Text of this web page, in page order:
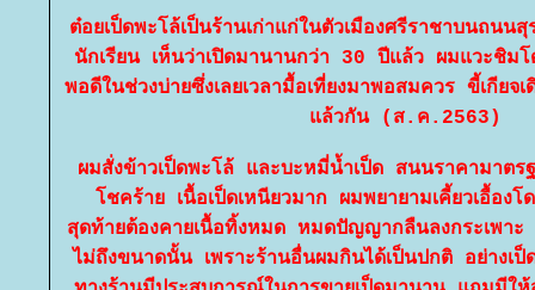
ต๋อยเป็ดพะโล้เป็นร้านเก่าแก่ในตัวเมืองศรีราชาบนถนน
นักเรียน เห็นว่าเปิดมานานกว่า 30 ปีแล้ว ผมแวะชิม
พอดีในช่วงบ่ายซึ่งเลยเวลามื้อเที่ยงมาพอสมควร ขี้เกียจเ
ล้วกัน (ส.ค.2563)
ผมสั่งข้าวเป็ดพะโล้ และบะหมี่น้ำเป็ด สนนราคามาต
ชคร้าย เนื้อเป็ดเหนียวมาก ผมพยายามเคี้ยวเอื้องโ
สุดท้ายต้องคายเนื้อทิ้งหมด หมดปัญญากลืนลงกระเพาะ
ไม่ถึงขนาดนั้น เพราะร้านอื่นผมกินได้เป็นปกติ อย่างเ